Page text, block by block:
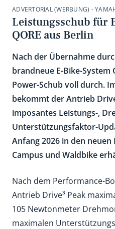
ADVERTORIAL (WERBUNG) -
Leistungsschub für
QORE aus Berlin
Nach der Übernahme
brandneue E-Bike-System
Power-Schub voll durch.
bekommt der Antrieb
imposantes Leistungs-,
Unterstützungsfaktor-
Anfang 2026 in den neuen
Campus und Waldbike
Nach dem Performance-
Antrieb Drive³ Peak
105 Newtonmeter
maximalen